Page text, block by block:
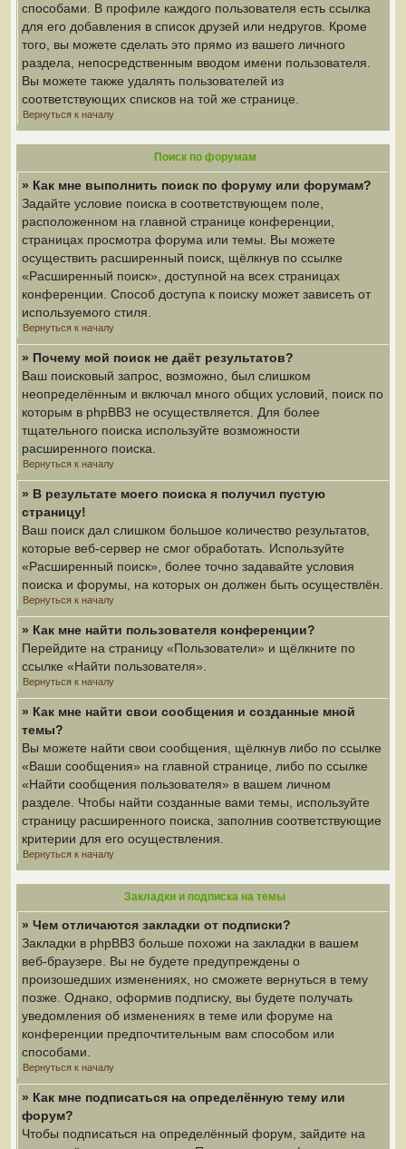
способами. В профиле каждого пользователя есть ссылка
для его добавления в список друзей или недругов. Кроме
того, вы можете сделать это прямо из вашего личного
раздела, непосредственным вводом имени пользователя.
Вы можете также удалять пользователей из
соответствующих списков на той же странице.
Вернуться к началу
Поиск по форумам
» Как мне выполнить поиск по форуму или форумам?
Задайте условие поиска в соответствующем поле,
расположенном на главной странице конференции,
страницах просмотра форума или темы. Вы можете
осуществить расширенный поиск, щёлкнув по ссылке
«Расширенный поиск», доступной на всех страницах
конференции. Способ доступа к поиску может зависеть от
используемого стиля.
Вернуться к началу
» Почему мой поиск не даёт результатов?
Ваш поисковый запрос, возможно, был слишком
неопределённым и включал много общих условий, поиск по
которым в phpBB3 не осуществляется. Для более
тщательного поиска используйте возможности
расширенного поиска.
Вернуться к началу
» В результате моего поиска я получил пустую
страницу!
Ваш поиск дал слишком большое количество результатов,
которые веб-сервер не смог обработать. Используйте
«Расширенный поиск», более точно задавайте условия
поиска и форумы, на которых он должен быть осуществлён.
Вернуться к началу
» Как мне найти пользователя конференции?
Перейдите на страницу «Пользователи» и щёлкните по
ссылке «Найти пользователя».
Вернуться к началу
» Как мне найти свои сообщения и созданные мной
темы?
Вы можете найти свои сообщения, щёлкнув либо по ссылке
«Ваши сообщения» на главной странице, либо по ссылке
«Найти сообщения пользователя» в вашем личном
разделе. Чтобы найти созданные вами темы, используйте
страницу расширенного поиска, заполнив соответствующие
критерии для его осуществления.
Вернуться к началу
Закладки и подписка на темы
» Чем отличаются закладки от подписки?
Закладки в phpBB3 больше похожи на закладки в вашем
веб-браузере. Вы не будете предупреждены о
произошедших изменениях, но сможете вернуться в тему
позже. Однако, оформив подписку, вы будете получать
уведомления об изменениях в теме или форуме на
конференции предпочтительным вам способом или
способами.
Вернуться к началу
» Как мне подписаться на определённую тему или
форум?
Чтобы подписаться на определённый форум, зайдите на